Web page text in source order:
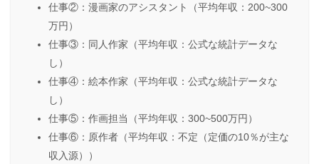
仕事②：漫画家のアシスタント（平均年収：200~300
万円）
仕事③：同人作家（平均年収：公式な統計データな
し）
仕事④：絵本作家（平均年収：公式な統計データな
し）
仕事⑤：作画担当（平均年収：300~500万円）
仕事⑥：原作者（平均年収：不定（定価の10％が主な
収入源））